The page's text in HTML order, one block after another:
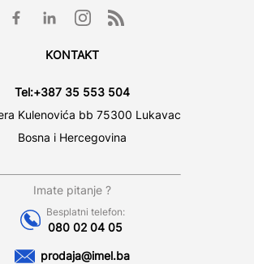
KONTAKT
Tel:+387 35 553 504
Kulenovića bb 75300 Lukavac
Bosna i Hercegovina
Imate pitanje ?
Besplatni telefon:
080 02 04 05
prodaja@imel.ba